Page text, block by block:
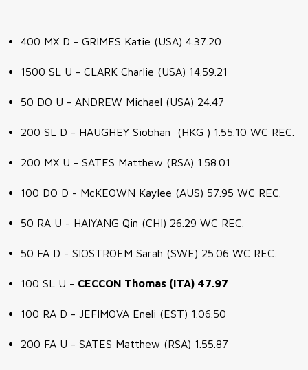
400 MX D - GRIMES Katie (USA) 4.37.20
1500 SL U - CLARK Charlie (USA) 14.59.21
50 DO U - ANDREW Michael (USA) 24.47
200 SL D - HAUGHEY Siobhan (HKG ) 1.55.10 WC REC.
200 MX U - SATES Matthew (RSA) 1.58.01
100 DO D - McKEOWN Kaylee (AUS) 57.95 WC REC.
50 RA U - HAIYANG Qin (CHI) 26.29 WC REC.
50 FA D - SIOSTROEM Sarah (SWE) 25.06 WC REC.
100 SL U - CECCON Thomas (ITA) 47.97
100 RA D - JEFIMOVA Eneli (EST) 1.06.50
200 FA U - SATES Matthew (RSA) 1.55.87